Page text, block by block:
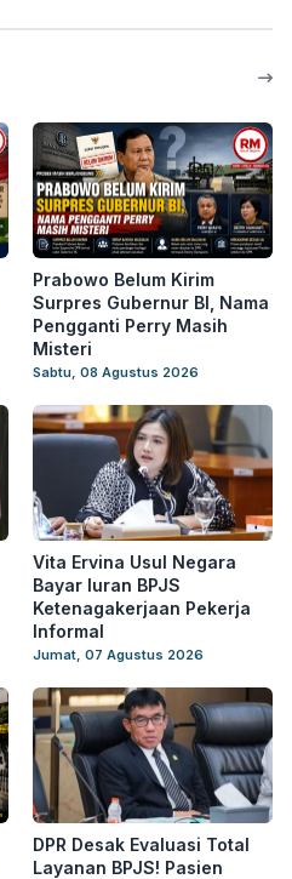
Prabowo Belum Kirim
Surpres Gubernur BI, Nama
Pengganti Perry Masih
Misteri
Sabtu, 08 Agustus 2026
Vita Ervina Usul Negara
Bayar Iuran BPJS
Ketenagakerjaan Pekerja
Informal
Jumat, 07 Agustus 2026
DPR Desak Evaluasi Total
Layanan BPJS! Pasien